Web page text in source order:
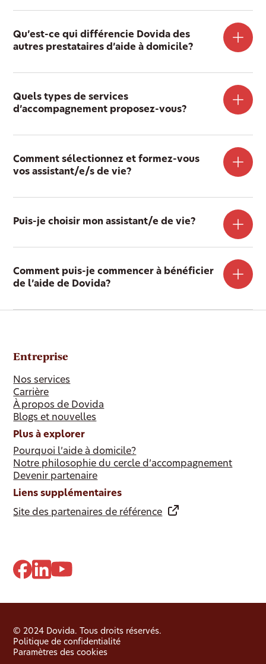
Qu’est-ce qui différencie Dovida des
autres prestataires d’aide à domicile?
Quels types de services
d’accompagnement proposez-vous?
Comment sélectionnez et formez-vous
vos assistant/e/s de vie?
Puis-je choisir mon assistant/e de vie?
Comment puis-je commencer à bénéficier
de l’aide de Dovida?
Entreprise
Nos services
Carrière
À propos de Dovida
Blogs et nouvelles
Plus à explorer
Pourquoi l’aide à domicile?
Notre philosophie du cercle d’accompagnement
Devenir partenaire
Liens supplémentaires
Site des partenaires de référence
© 2024 Dovida. Tous droits réservés.
Politique de confidentialité
Paramètres des cookies